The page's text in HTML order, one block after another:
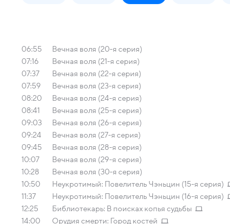
06:55
Вечная воля (20-я серия)
07:16
Вечная воля (21-я серия)
07:37
Вечная воля (22-я серия)
07:59
Вечная воля (23-я серия)
08:20
Вечная воля (24-я серия)
08:41
Вечная воля (25-я серия)
09:03
Вечная воля (26-я серия)
09:24
Вечная воля (27-я серия)
09:45
Вечная воля (28-я серия)
10:07
Вечная воля (29-я серия)
10:28
Вечная воля (30-я серия)
10:50
Неукротимый: Повелитель Чэньцин (15-я серия)
11:37
Неукротимый: Повелитель Чэньцин (16-я серия)
12:25
Библиотекарь: В поисках копья судьбы
14:00
Орудия смерти: Город костей